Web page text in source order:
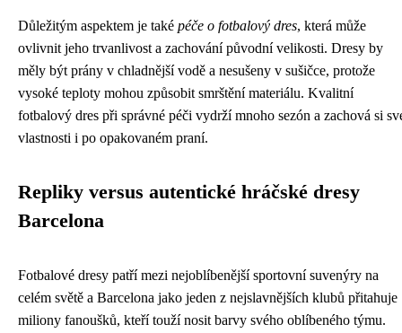
Důležitým aspektem je také péče o fotbalový dres, která může
ovlivnit jeho trvanlivost a zachování původní velikosti. Dresy by
měly být prány v chladnější vodě a nesušeny v sušičce, protože
vysoké teploty mohou způsobit smrštění materiálu. Kvalitní
fotbalový dres při správné péči vydrží mnoho sezón a zachová si
vlastnosti i po opakovaném praní.
Repliky versus autentické hráčské dresy
Barcelona
Fotbalové dresy patří mezi nejoblíbenější sportovní suvenýry na
celém světě a Barcelona jako jeden z nejslavnějších klubů přitahuje
miliony fanoušků, kteří touží nosit barvy svého oblíbeného týmu.